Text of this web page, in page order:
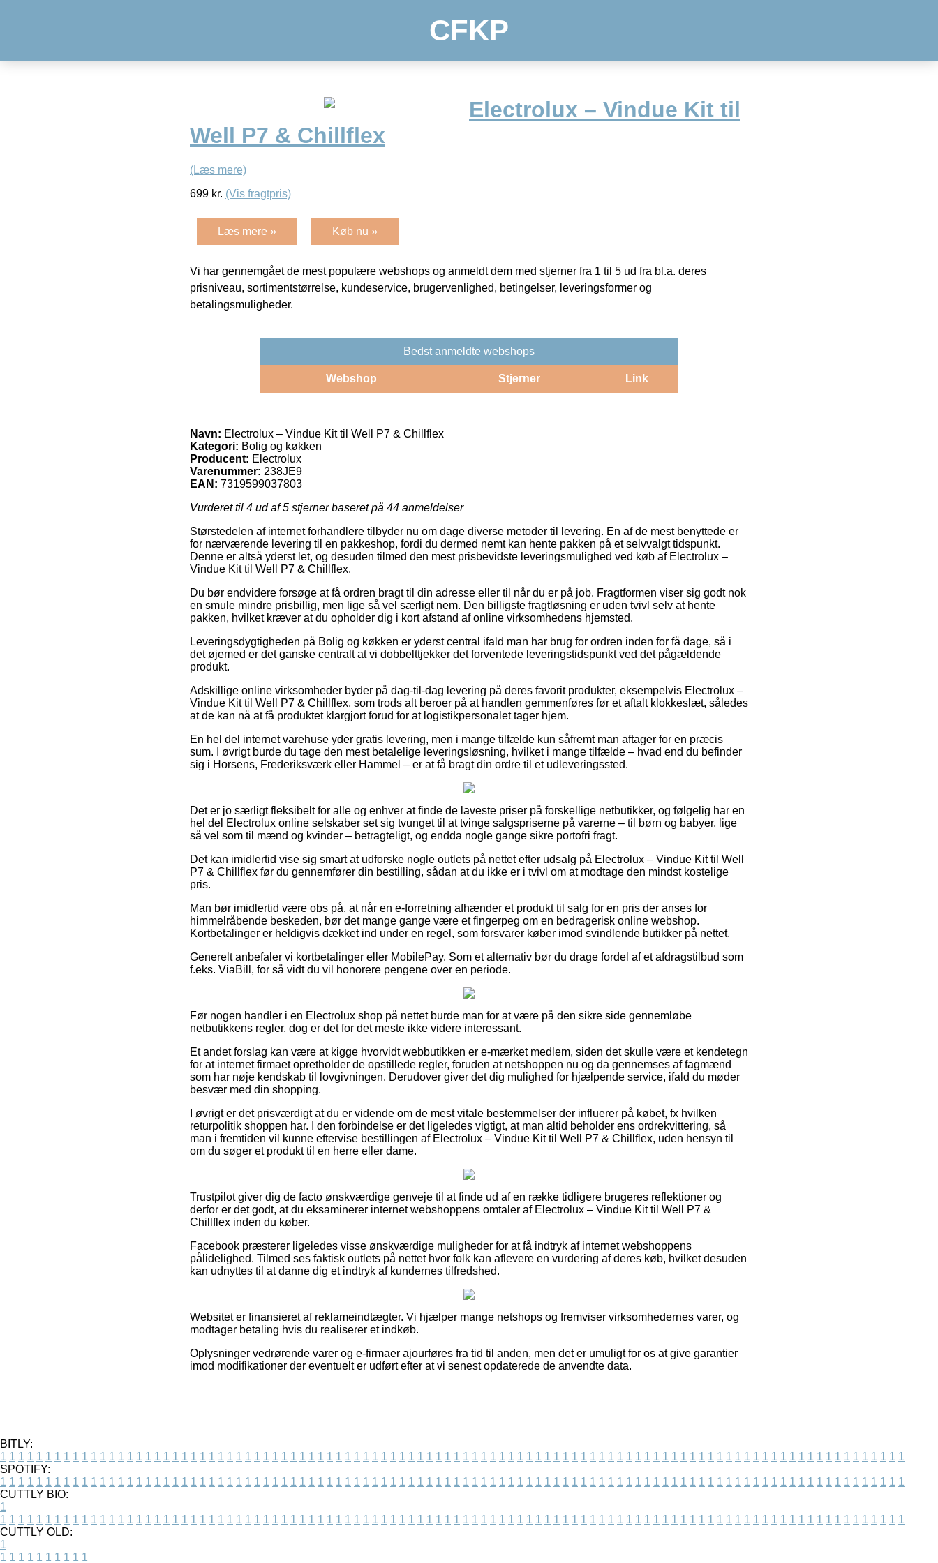
CFKP
Electrolux – Vindue Kit til
Well P7 & Chillflex
(Læs mere)
699 kr. (Vis fragtpris)
Læs mere » Køb nu »
Vi har gennemgået de mest populære webshops og anmeldt dem med stjerner fra 1 til 5 ud fra bl.a. deres
prisniveau, sortimentstørrelse, kundeservice, brugervenlighed, betingelser, leveringsformer og
betalingsmuligheder.
Bedst anmeldte webshops
Webshop Stjerner Link
Navn: Electrolux – Vindue Kit til Well P7 & Chillflex
Kategori: Bolig og køkken
Producent: Electrolux
Varenummer: 238JE9
EAN: 7319599037803
Vurderet til 4 ud af 5 stjerner baseret på 44 anmeldelser
Størstedelen af internet forhandlere tilbyder nu om dage diverse metoder til levering. En af de mest benyttede er
for nærværende levering til en pakkeshop, fordi du dermed nemt kan hente pakken på et selvvalgt tidspunkt.
Denne er altså yderst let, og desuden tilmed den mest prisbevidste leveringsmulighed ved køb af Electrolux –
Vindue Kit til Well P7 & Chillflex.
Du bør endvidere forsøge at få ordren bragt til din adresse eller til når du er på job. Fragtformen viser sig godt nok
en smule mindre prisbillig, men lige så vel særligt nem. Den billigste fragtløsning er uden tvivl selv at hente
pakken, hvilket kræver at du opholder dig i kort afstand af online virksomhedens hjemsted.
Leveringsdygtigheden på Bolig og køkken er yderst central ifald man har brug for ordren inden for få dage, så i
det øjemed er det ganske centralt at vi dobbelttjekker det forventede leveringstidspunkt ved det pågældende
produkt.
Adskillige online virksomheder byder på dag-til-dag levering på deres favorit produkter, eksempelvis Electrolux –
Vindue Kit til Well P7 & Chillflex, som trods alt beroer på at handlen gemmenføres før et aftalt klokkeslæt, således
at de kan nå at få produktet klargjort forud for at logistikpersonalet tager hjem.
En hel del internet varehuse yder gratis levering, men i mange tilfælde kun såfremt man aftager for en præcis
sum. I øvrigt burde du tage den mest betalelige leveringsløsning, hvilket i mange tilfælde – hvad end du befinder
sig i Horsens, Frederiksværk eller Hammel – er at få bragt din ordre til et udleveringssted.
Det er jo særligt fleksibelt for alle og enhver at finde de laveste priser på forskellige netbutikker, og følgelig har en
hel del Electrolux online selskaber set sig tvunget til at tvinge salgspriserne på varerne – til børn og babyer, lige
så vel som til mænd og kvinder – betragteligt, og endda nogle gange sikre portofri fragt.
Det kan imidlertid vise sig smart at udforske nogle outlets på nettet efter udsalg på Electrolux – Vindue Kit til Well
P7 & Chillflex før du gennemfører din bestilling, sådan at du ikke er i tvivl om at modtage den mindst kostelige
pris.
Man bør imidlertid være obs på, at når en e-forretning afhænder et produkt til salg for en pris der anses for
himmelråbende beskeden, bør det mange gange være et fingerpeg om en bedragerisk online webshop.
Kortbetalinger er heldigvis dækket ind under en regel, som forsvarer køber imod svindlende butikker på nettet.
Generelt anbefaler vi kortbetalinger eller MobilePay. Som et alternativ bør du drage fordel af et afdragstilbud som
f.eks. ViaBill, for så vidt du vil honorere pengene over en periode.
Før nogen handler i en Electrolux shop på nettet burde man for at være på den sikre side gennemløbe
netbutikkens regler, dog er det for det meste ikke videre interessant.
Et andet forslag kan være at kigge hvorvidt webbutikken er e-mærket medlem, siden det skulle være et kendetegn
for at internet firmaet opretholder de opstillede regler, foruden at netshoppen nu og da gennemses af fagmænd
som har nøje kendskab til lovgivningen. Derudover giver det dig mulighed for hjælpende service, ifald du møder
besvær med din shopping.
I øvrigt er det prisværdigt at du er vidende om de mest vitale bestemmelser der influerer på købet, fx hvilken
returpolitik shoppen har. I den forbindelse er det ligeledes vigtigt, at man altid beholder ens ordrekvittering, så
man i fremtiden vil kunne eftervise bestillingen af Electrolux – Vindue Kit til Well P7 & Chillflex, uden hensyn til
om du søger et produkt til en herre eller dame.
Trustpilot giver dig de facto ønskværdige genveje til at finde ud af en række tidligere brugeres reflektioner og
derfor er det godt, at du eksaminerer internet webshoppens omtaler af Electrolux – Vindue Kit til Well P7 &
Chillflex inden du køber.
Facebook præsterer ligeledes visse ønskværdige muligheder for at få indtryk af internet webshoppens
pålidelighed. Tilmed ses faktisk outlets på nettet hvor folk kan aflevere en vurdering af deres køb, hvilket desuden
kan udnyttes til at danne dig et indtryk af kundernes tilfredshed.
Websitet er finansieret af reklameindtægter. Vi hjælper mange netshops og fremviser virksomhedernes varer, og
modtager betaling hvis du realiserer et indkøb.
Oplysninger vedrørende varer og e-firmaer ajourføres fra tid til anden, men det er umuligt for os at give garantier
imod modifikationer der eventuelt er udført efter at vi senest opdaterede de anvendte data.
BITLY:
1 1 1 1 1 1 1 1 1 1 1 1 1 1 1 1 1 1 1 1 1 1 1 1 1 1 1 1 1 1 1 1 1 1 1 1 1 1 1 1 1 1 1 1 1 1 1 1 1 1 1 1 1 1 1 1 1 1 1 1 1 1 1 1 1 1 1 1 1 1 1 1 1 1 1 1 1 1 1 1 1 1 1 1 1 1 1 1 1 1 1 1 1 1 1 1 1 1 1 1
SPOTIFY:
1 1 1 1 1 1 1 1 1 1 1 1 1 1 1 1 1 1 1 1 1 1 1 1 1 1 1 1 1 1 1 1 1 1 1 1 1 1 1 1 1 1 1 1 1 1 1 1 1 1 1 1 1 1 1 1 1 1 1 1 1 1 1 1 1 1 1 1 1 1 1 1 1 1 1 1 1 1 1 1 1 1 1 1 1 1 1 1 1 1 1 1 1 1 1 1 1 1 1 1
CUTTLY BIO:
1
1 1 1 1 1 1 1 1 1 1 1 1 1 1 1 1 1 1 1 1 1 1 1 1 1 1 1 1 1 1 1 1 1 1 1 1 1 1 1 1 1 1 1 1 1 1 1 1 1 1 1 1 1 1 1 1 1 1 1 1 1 1 1 1 1 1 1 1 1 1 1 1 1 1 1 1 1 1 1 1 1 1 1 1 1 1 1 1 1 1 1 1 1 1 1 1 1 1 1 1
CUTTLY OLD:
1
1 1 1 1 1 1 1 1 1 1